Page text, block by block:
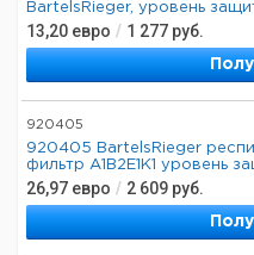
BartelsRieger, уровень
13,20 евро / 1 277 руб.
920405
920405 BartelsRieger
фильтр A1B2E1K1 уровень
26,97 евро / 2 609 руб.